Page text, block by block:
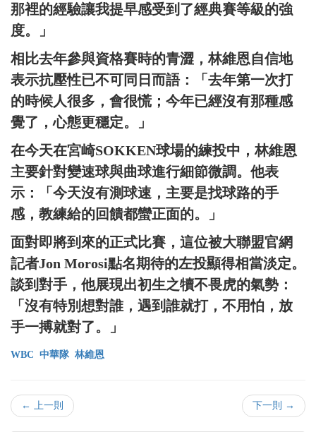
那裡的經驗讓我提早感受到了經典賽等級的強
度。」
相比去年參與資格賽時的青澀，林維恩自信地
表示抗壓性已不可同日而語：「去年第一次打
的時候人很多，會很慌；今年已經沒有那種感
覺了，心態更穩定。」
在今天在宮崎SOKKEN球場的練投中，林維恩
主要針對變速球與曲球進行細節微調。他表
示：「今天沒有測球速，主要是找球路的手
感，教練給的回饋都蠻正面的。」
面對即將到來的正式比賽，這位被大聯盟官網
記者Jon Morosi點名期待的左投顯得相當淡定。
談到對手，他展現出初生之犢不畏虎的氣勢：
「沒有特別想對誰，遇到誰就打，不用怕，放
手一搏就對了。」
WBC 中華隊 林維恩
← 上一則 下一則 →